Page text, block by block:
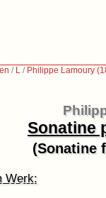
/ L / Philippe Lamoury
Sonatine
(Sonatine
Werk: